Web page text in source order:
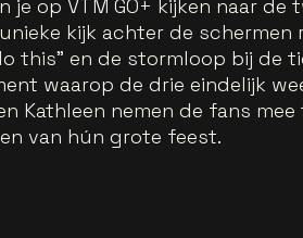
je op VTM GO+ kijken naar
kijk achter de
this” en de stormloop bij
waarop de drie eindelijk
Kathleen nemen de fans
van hún grote feest.